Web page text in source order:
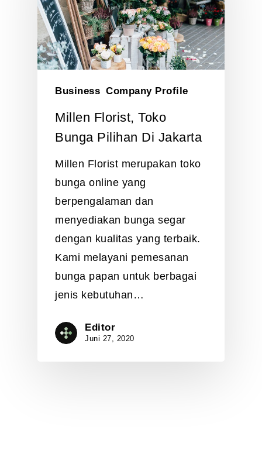
Business Company Profile
Millen Florist, Toko
Bunga Pilihan Di Jakarta
Millen Florist merupakan toko
bunga online yang
berpengalaman dan
menyediakan bunga segar
dengan kualitas yang terbaik.
Kami melayani pemesanan
bunga papan untuk berbagai
jenis kebutuhan…
Editor
Juni 27, 2020